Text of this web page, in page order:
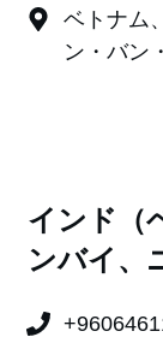
ベトナム
ン・バン
インド（
ンバイ、